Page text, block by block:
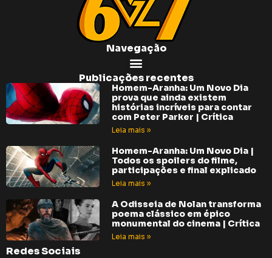
Navegação
Publicações recentes
Homem-Aranha: Um Novo Dia
prova que ainda existem
histórias incríveis para contar
com Peter Parker | Crítica
Leia mais »
Homem-Aranha: Um Novo Dia |
Todos os spoilers do filme,
participações e final explicado
Leia mais »
A Odisseia de Nolan transforma
poema clássico em épico
monumental do cinema | Crítica
Leia mais »
Redes Sociais